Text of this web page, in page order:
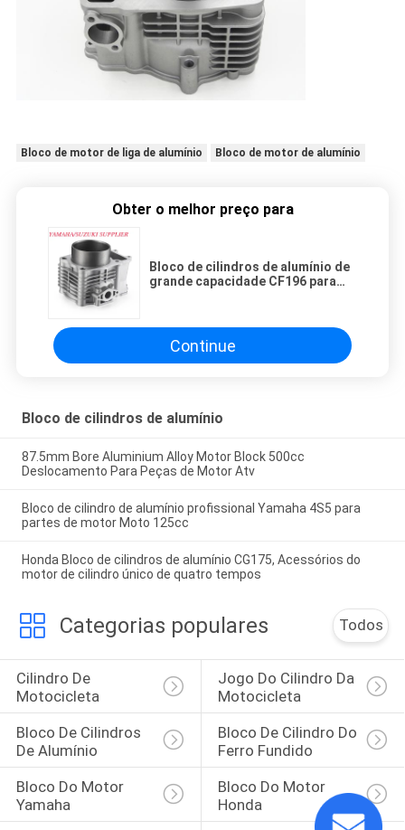
Bloco de motor de liga de alumínio Bloco de motor de alumínio
Obter o melhor preço para
Bloco de cilindros de alumínio de
grande capacidade CF196 para
Continue
Bloco de cilindros de alumínio
87.5mm Bore Aluminium Alloy Motor Block 500cc
Deslocamento Para Peças de Motor Atv
Bloco de cilindro de alumínio profissional Yamaha 4S5 para
partes de motor Moto 125cc
Honda Bloco de cilindros de alumínio CG175, Acessórios do
motor de cilindro único de quatro tempos
Categorias populares Todos
Cilindro De
Motocicleta
Jogo Do Cilindro Da
Motocicleta
Bloco De Cilindros
De Alumínio
Bloco De Cilindro Do
Ferro Fundido
Bloco Do Motor
Yamaha
Bloco Do Motor
Honda